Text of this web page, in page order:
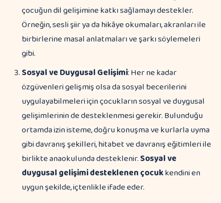
çocuğun dil gelişimine katkı sağlamayı destekler.
Örneğin, sesli şiir ya da hikâye okumaları, akranları ile
birbirlerine masal anlatmaları ve şarkı söylemeleri
gibi.
Sosyal ve Duygusal Gelişimi: Her ne kadar
özgüvenleri gelişmiş olsa da sosyal becerilerini
uygulayabilmeleri için çocukların sosyal ve duygusal
gelişimlerinin de desteklenmesi gerekir. Bulunduğu
ortamda izin isteme, doğru konuşma ve kurlarla uyma
gibi davranış şekilleri, hitabet ve davranış eğitimleri ile
birlikte anaokulunda desteklenir.Sosyal ve
duygusal gelişimi desteklenen çocukkendini en
uygun şekilde, içtenlikle ifade eder.